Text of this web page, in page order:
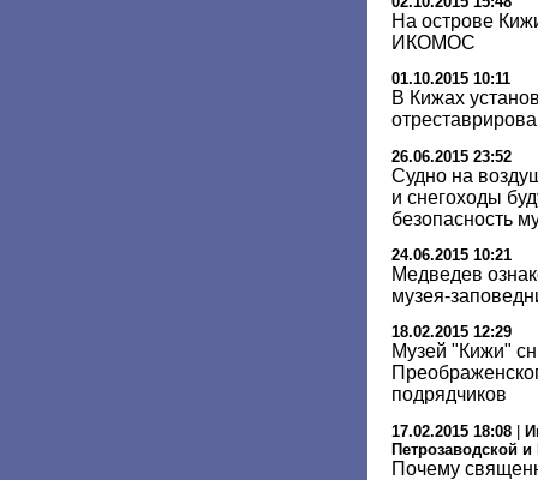
На острове
ИКОМОС
01.10.2015 10:11
В Кижах
26.06.2015 23:52
Cудно на
и снегоходы
безопасность
24.06.2015 10:21
Медведев
музея-
18.02.2015 12:29
Музей "Кижи"
подрядчиков
17.02.2015 18:08 |
Петрозаводской
Почему